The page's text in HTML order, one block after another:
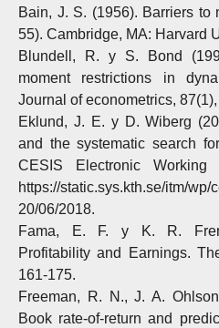
Bain, J. S. (1956). Barriers to
55). Cambridge, MA: Harvard
Blundell, R. y S. Bond
moment restrictions in
Journal of econometrics,
Eklund, J. E. y D. Wiberg
and the systematic search
CESIS Electronic Working
https://static.sys.kth.se/itm/
20/06/2018.
Fama, E. F. y K. R.
Profitability and Earnings.
161-175.
Freeman, R. N., J. A.
Book rate-of-return and